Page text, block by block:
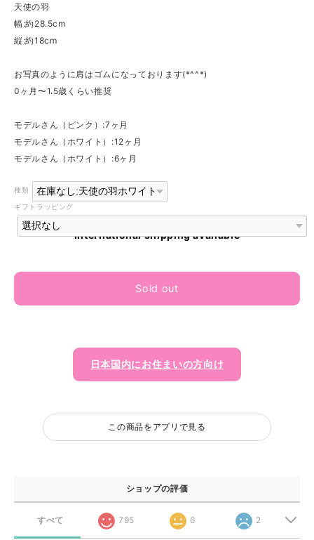
天使の羽
幅:約28.5cm
縦:約18cm
お写真のように肩はゴムになっております(*^^*)
0ヶ月〜1.5歳くらい推奨
モデルさん（ピンク）:7ヶ月
モデルさん（ホワイト）:12ヶ月
モデルさん（ホワイト）:6ヶ月
種類
ギフトラッピング
International shipping available
Sold out
日本国内にお住まいの方向け
この商品をアプリで見る
ショップの評価
すべて 795 6 2